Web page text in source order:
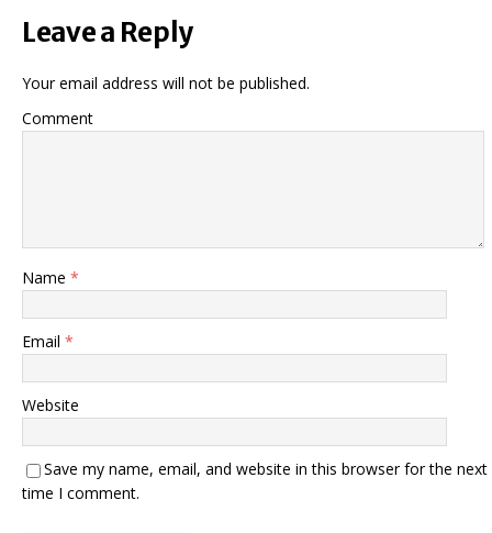
Leave a Reply
Your email address will not be published.
Comment
Name *
Email *
Website
Save my name, email, and website in this browser for the next
time I comment.